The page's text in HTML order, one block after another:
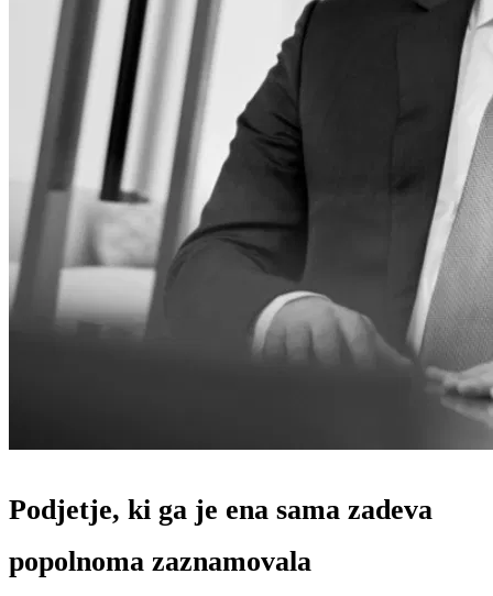
Podjetje, ki ga je ena sama zadeva
popolnoma zaznamovala